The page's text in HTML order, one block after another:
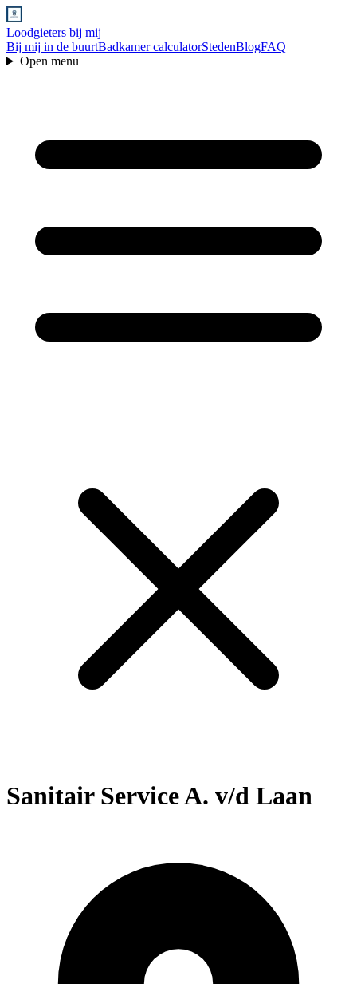
Loodgieters bij mij
Bij mij in de buurtBadkamer calculatorStedenBlogFAQ
Open menu
Sanitair Service A. v/d Laan